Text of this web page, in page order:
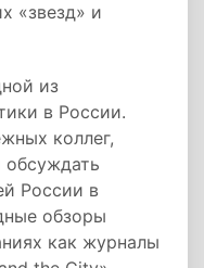
«звезд» и
из
в России.
коллег,
обсуждать
России в
обзоры
как журналы